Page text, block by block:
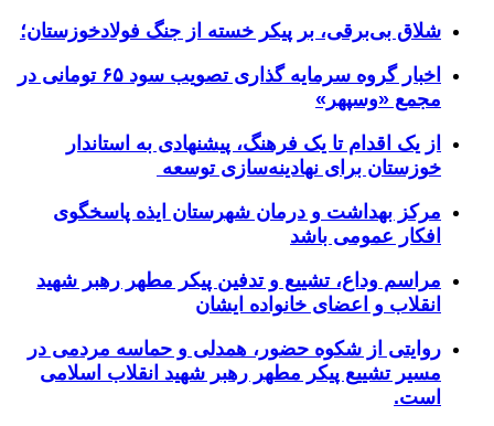
شلاق‌ بی‌برقی، بر پیکر خسته‌ از جنگ فولادخوزستان؛
اخبار گروه سرمایه گذاری تصویب سود ۶۵ تومانی در
مجمع «وسپهر»
از یک اقدام تا یک فرهنگ، پیشنهادی به استاندار
خوزستان برای نهادینه‌سازی توسعه
مرکز بهداشت و درمان شهرستان ایذه پاسخگوی
افکار عمومی باشد
مراسم وداع، تشییع و تدفین پیکر مطهر رهبر شهید
انقلاب و اعضای خانواده ایشان
روایتی از شکوه حضور، همدلی و حماسه مردمی در
مسیر تشییع پیکر مطهر رهبر شهید انقلاب اسلامی
است.